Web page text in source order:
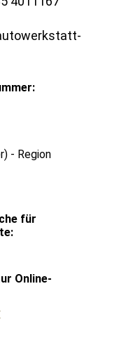
- Region
für
Online-